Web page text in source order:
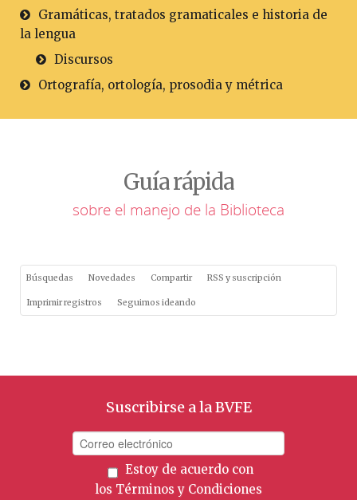
Gramáticas, tratados gramaticales e historia de
la lengua
Discursos
Ortografía, ortología, prosodia y métrica
Guía rápida
sobre el manejo de la Biblioteca
Búsquedas Novedades Compartir RSS y suscripción
Imprimir registros Seguimos ideando
Suscribirse a la BVFE
Estoy de acuerdo con
los Términos y Condiciones